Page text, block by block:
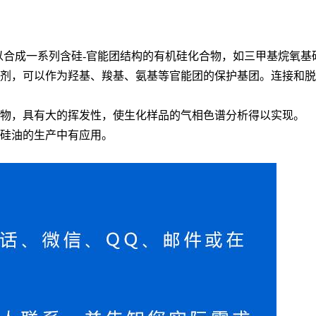
成一系列含硅-官能团结构的有机硅化合物，如三甲基烷氧
，可以作为羟基、羧基、氨基等官能团的保护基团。连接和
具有大的挥发性，使生化样品的气相色谱分析得以实现。
油的生产中有应用。